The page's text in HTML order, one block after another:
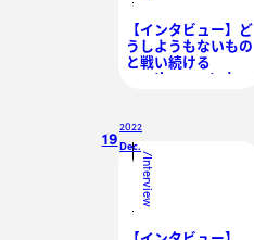
【インタビュー】ど
うしようもないもの
と戦い続ける
──the scentedが
19
2022
Dec./
Interview